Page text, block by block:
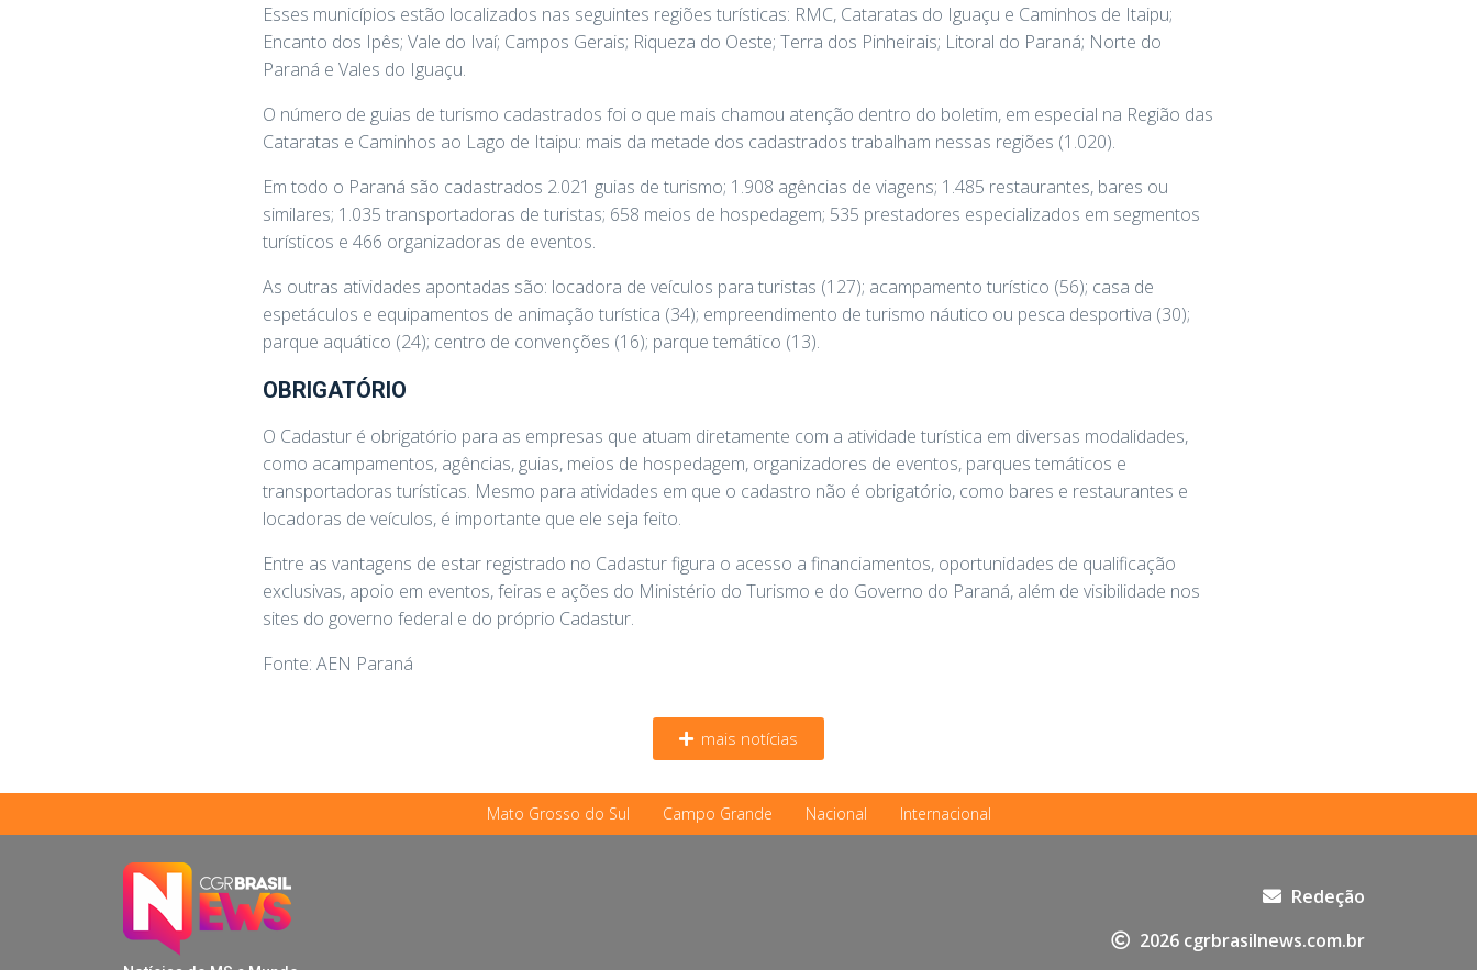
Esses municípios estão localizados nas seguintes regiões turísticas: RMC, Cataratas do Iguaçu e Caminhos de Itaipu;
Encanto dos Ipês; Vale do Ivaí; Campos Gerais; Riqueza do Oeste; Terra dos Pinheirais; Litoral do Paraná; Norte do
Paraná e Vales do Iguaçu.
O número de guias de turismo cadastrados foi o que mais chamou atenção dentro do boletim, em especial na Região das
Cataratas e Caminhos ao Lago de Itaipu: mais da metade dos cadastrados trabalham nessas regiões (1.020).
Em todo o Paraná são cadastrados 2.021 guias de turismo; 1.908 agências de viagens; 1.485 restaurantes, bares ou
similares; 1.035 transportadoras de turistas; 658 meios de hospedagem; 535 prestadores especializados em segmentos
turísticos e 466 organizadoras de eventos.
As outras atividades apontadas são: locadora de veículos para turistas (127); acampamento turístico (56); casa de
espetáculos e equipamentos de animação turística (34); empreendimento de turismo náutico ou pesca desportiva (30);
parque aquático (24); centro de convenções (16); parque temático (13).
OBRIGATÓRIO
O Cadastur é obrigatório para as empresas que atuam diretamente com a atividade turística em diversas modalidades,
como acampamentos, agências, guias, meios de hospedagem, organizadores de eventos, parques temáticos e
transportadoras turísticas. Mesmo para atividades em que o cadastro não é obrigatório, como bares e restaurantes e
locadoras de veículos, é importante que ele seja feito.
Entre as vantagens de estar registrado no Cadastur figura o acesso a financiamentos, oportunidades de qualificação
exclusivas, apoio em eventos, feiras e ações do Ministério do Turismo e do Governo do Paraná, além de visibilidade nos
sites do governo federal e do próprio Cadastur.
Fonte: AEN Paraná
mais notícias
Mato Grosso do Sul Campo Grande Nacional Internacional
Redeção
2026 cgrbrasilnews.com.br